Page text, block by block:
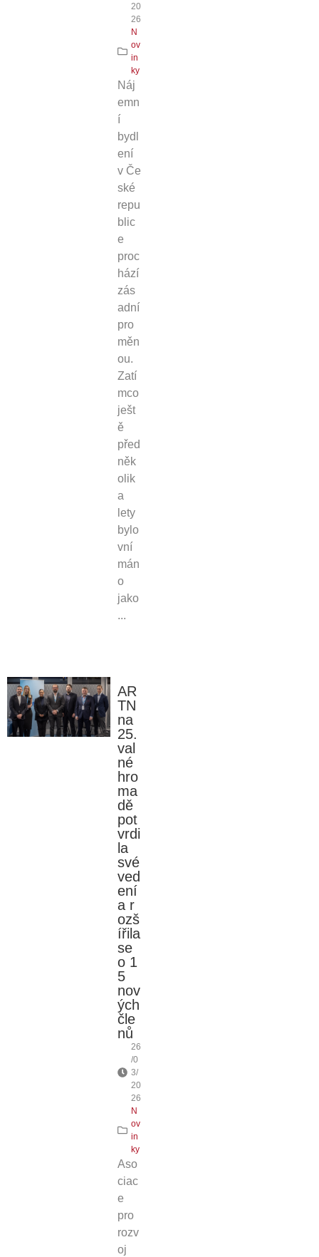
20
26
N
ov
in
ky
Náj
emn
í
bydl
ení
v Če
ské
repu
blic
e
proc
hází
zás
adní
pro
měn
ou.
Zatí
mco
ješt
ě
před
něk
olik
a
lety
bylo
vní
mán
o
jako
...
AR
TN
na
25.
val
né
hro
ma
dě
pot
vrdi
la
své
ved
ení
a r
ozš
ířila
se
o 1
5
nov
ých
čle
nů
26
/0
3/
20
26
N
ov
in
ky
Aso
ciac
e
pro
rozv
oj